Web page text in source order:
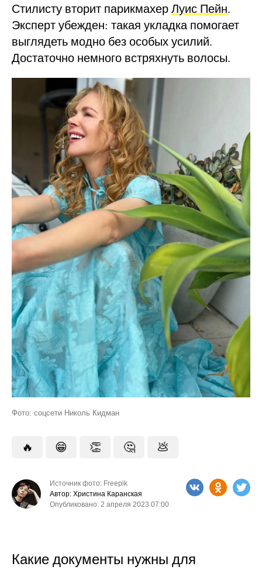
Стилисту вторит парикмахерЛуис Пейн.
Эксперт убежден: такая укладка помогает
выглядеть модно без особых усилий.
Достаточно немного встряхнуть волосы.
Фото: соцсети Николь Кидман
🔥 😁 👏 🤔 💩
Источник фото: Freepik
Автор: Христина Каранская
Опубликовано: 2 апреля 2023 07:00
Какие документы нужны для